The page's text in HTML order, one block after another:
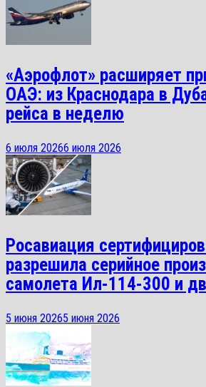
«Аэрофлот» расширяет
ОАЭ: из Краснодара в
рейса в неделю
6 июля 20266 июля 2026
Росавиация
разрешила серийное
самолета Ил-114-300 и
5 июня 20265 июня 2026